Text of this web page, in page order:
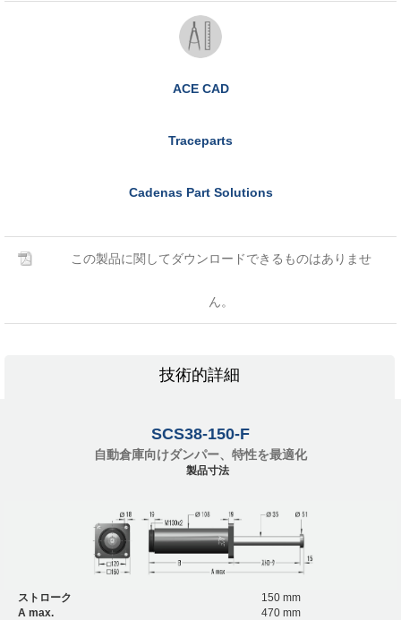
ACE CAD
Traceparts
Cadenas Part Solutions
この製品に関してダウンロードできるものはありませ
ん。
技術的詳細
SCS38-150-F
自動倉庫向けダンパー、特性を最適化
製品寸法
ストローク
150 mm
A max.
470 mm